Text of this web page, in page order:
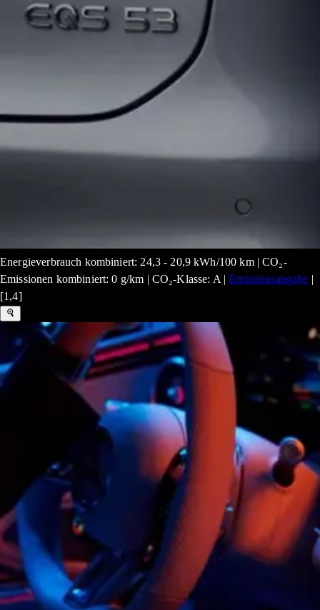
Energieverbrauch kombiniert: 24,3 - 20,9 kWh/100 km | CO₂-
Emissionen kombiniert: 0 g/km | CO₂-Klasse: A |Emissionsangabe |
[1,4]